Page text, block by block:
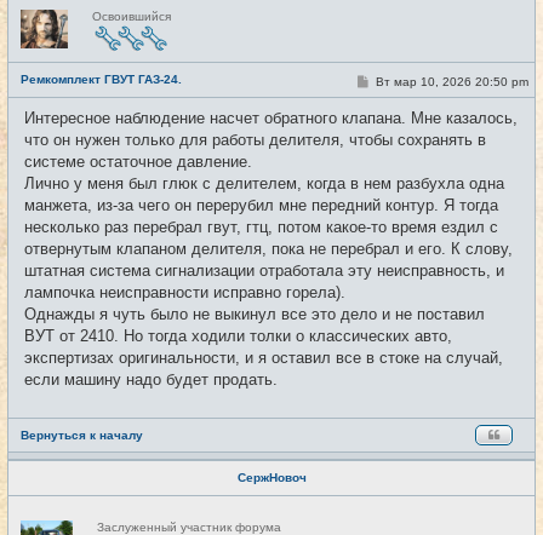
Н
е
в
с
е
т
и
Освоившийся
Ремкомплект ГВУТ ГАЗ-24. #5
С
о
б
щ
и
е
Вт мар 10, 2026 20:50 pm
Интересное наблюдение насчет обратного клапана. Мне казалось,
что он нужен только для работы делителя, чтобы сохранять в
системе остаточное давление.
Лично у меня был глюк с делителем, когда в нем разбухла одна
манжета, из-за чего он перерубил мне передний контур. Я тогда
несколько раз перебрал гвут, гтц, потом какое-то время ездил с
отвернутым клапаном делителя, пока не перебрал и его. К слову,
штатная система сигнализации отработала эту неисправность, и
лампочка неисправности исправно горела).
Однажды я чуть было не выкинул все это дело и не поставил
ВУТ от 2410. Но тогда ходили толки о классических авто,
экспертизах оригинальности, и я оставил все в стоке на случай,
если машину надо будет продать.
Вернуться к началу
СержНовоч
Н
Заслуженный участник форума